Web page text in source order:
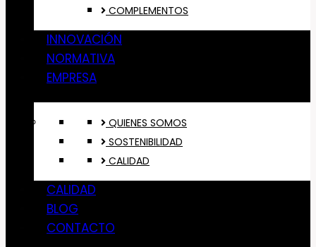
COMPLEMENTOS
INNOVACIÓN
NORMATIVA
EMPRESA
QUIENES SOMOS
SOSTENIBILIDAD
CALIDAD
CALIDAD
BLOG
CONTACTO